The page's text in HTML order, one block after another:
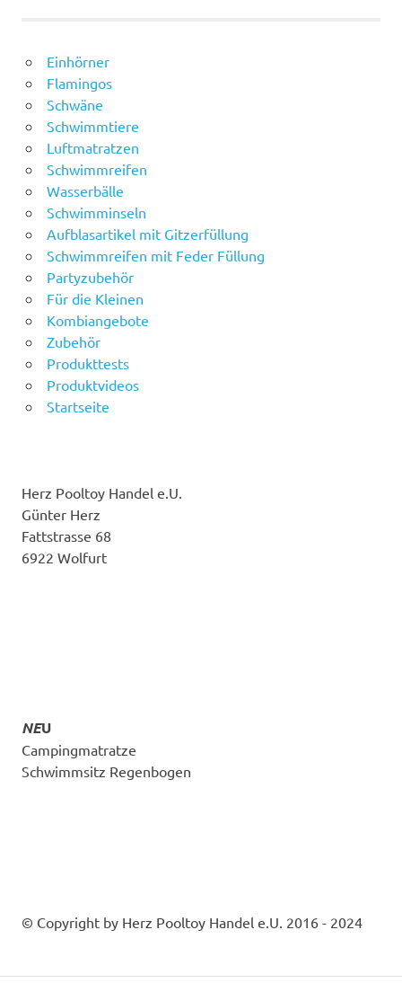
Einhörner
Flamingos
Schwäne
Schwimmtiere
Luftmatratzen
Schwimmreifen
Wasserbälle
Schwimminseln
Aufblasartikel mit Gitzerfüllung
Schwimmreifen mit Feder Füllung
Partyzubehör
Für die Kleinen
Kombiangebote
Zubehör
Produkttests
Produktvideos
Startseite
Herz Pooltoy Handel e.U.
Günter Herz
Fattstrasse 68
6922 Wolfurt
NEU
Campingmatratze
Schwimmsitz Regenbogen
© Copyright by Herz Pooltoy Handel e.U. 2016 - 2024